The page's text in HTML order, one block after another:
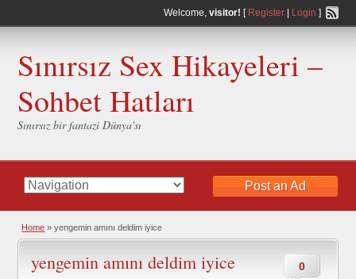
Welcome, visitor! [ Register| Login ]
Sınırsız Sex Hikayeleri –
Sohbet Hatları
Sınırsız bir fantazi Dünya'sı
Post an Ad
Home » yengemin amını deldim iyice
0
yengemin amını deldim iyice